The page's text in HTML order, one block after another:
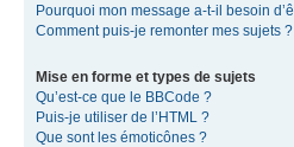
Pourquoi mon message a-t-il besoin
Comment puis-je remonter mes sujets ?
Mise en forme et types de sujets
Qu’est-ce que le BBCode ?
Puis-je utiliser de l’HTML ?
Que sont les émoticônes ?